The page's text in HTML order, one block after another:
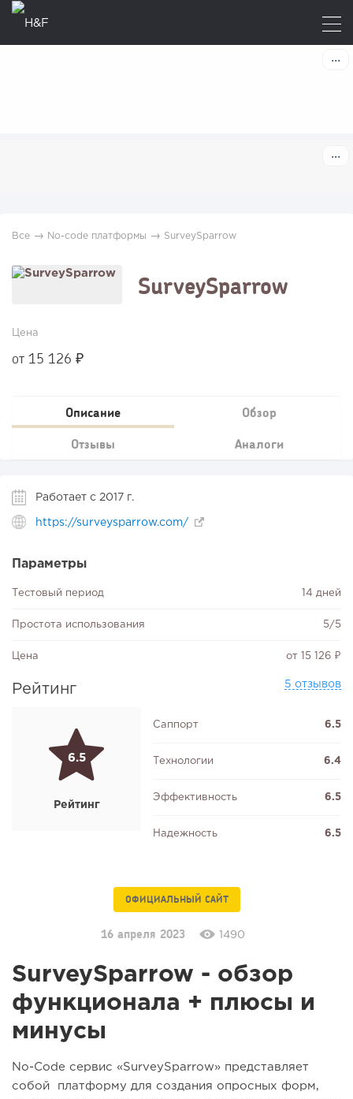
Все → No-code платформы → SurveySparrow
SurveySparrow
Цена
от 15 126 ₽
Описание Обзор
Отзывы Аналоги
Работает с 2017 г.
https://surveysparrow.com/
Параметры
Тестовый период 14 дней
Простота использования 5/5
Цена от 15 126 ₽
Рейтинг 5 отзывов
6.5
Рейтинг
Саппорт 6.5
Технологии 6.4
Эффективность 6.5
Надежность 6.5
ОФИЦИАЛЬНЫЙ САЙТ
16 апреля 2023 1490
SurveySparrow - обзор
функционала + плюсы и
минусы
No-Code сервис «SurveySparrow» представляет
собой платформу для создания опросных форм,